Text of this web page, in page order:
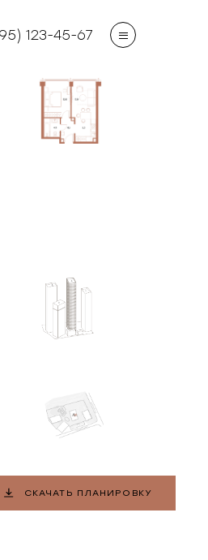
123-45-67
СКАЧАТЬ ПЛАНИРОВКУ